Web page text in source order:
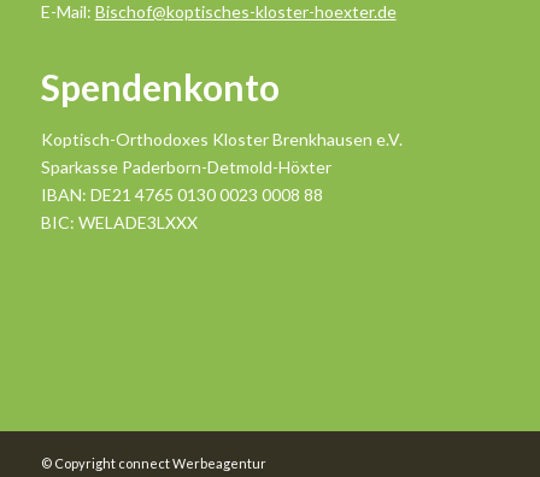
E-Mail: Bischof@koptisches-kloster-hoexter.de
Spendenkonto
Koptisch-Orthodoxes Kloster Brenkhausen e.V.
Sparkasse Paderborn-Detmold-Höxter
IBAN: DE21 4765 0130 0023 0008 88
BIC: WELADE3LXXX
© Copyright connect Werbeagentur